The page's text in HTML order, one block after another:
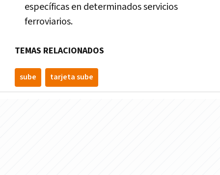
específicas en determinados servicios
ferroviarios.
TEMAS RELACIONADOS
sube tarjeta sube